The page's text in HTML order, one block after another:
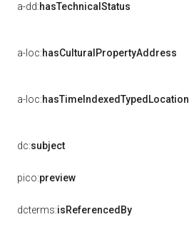
a-dd:hasTechnicalStatus
a-loc:hasCulturalPropertyAddress
a-loc:hasTimeIndexedTypedLocation
dc:subject
pico:preview
dcterms:isReferencedBy